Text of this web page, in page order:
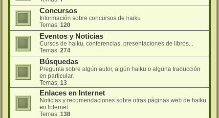
Concursos
Información sobre concursos de haiku
Temas: 120
Eventos y Noticias
Cursos de haiku, conferencias, presentaciones de libros...
Temas: 274
Búsquedas
Pregunta sobre algún autor, algún haiku o alguna traducción
en particular.
Temas: 13
Enlaces en Internet
Noticias y recomendaciones sobre otras páginas web de haiku
en Internet
Temas: 138